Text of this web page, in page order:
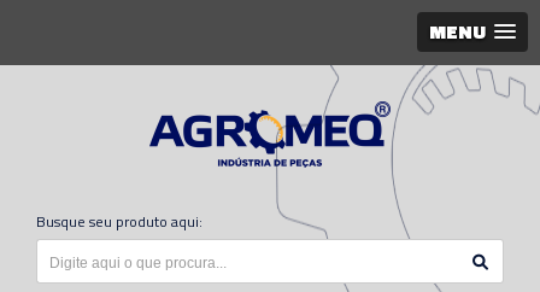
MENU
Busque seu produto aqui: